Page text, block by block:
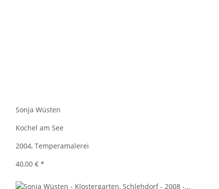
Sonja Wüsten
Kochel am See
2004, Temperamalerei
40,00 € *